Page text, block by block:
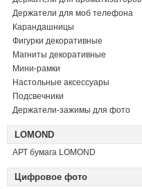
Держатели для моб телефона
Карандашницы
Фигурки декоративные
Магниты декоративные
Мини-рамки
Настольные аксессуары
Подсвечники
Держатели-зажимы для фото
LOMOND
АРТ бумага LOMOND
Цифровое фото